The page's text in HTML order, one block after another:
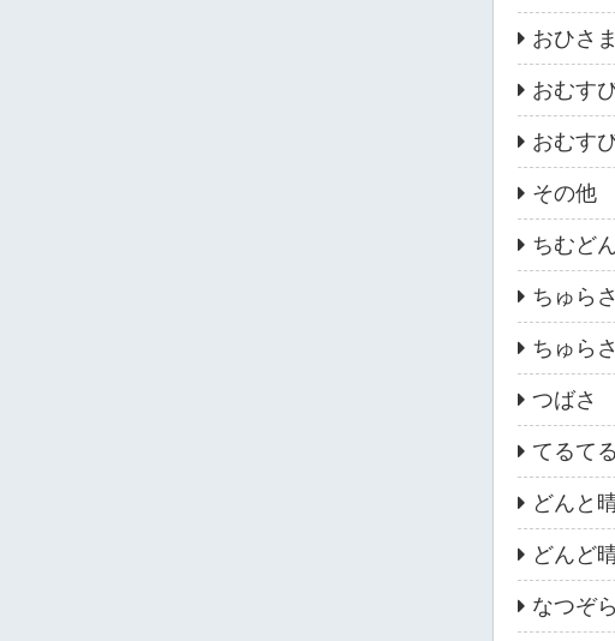
おひさま
おむす
おむす
その他
ちむど
ちゅら
ちゅら
つばさ
てるて
どんと
どんど
なつぞら